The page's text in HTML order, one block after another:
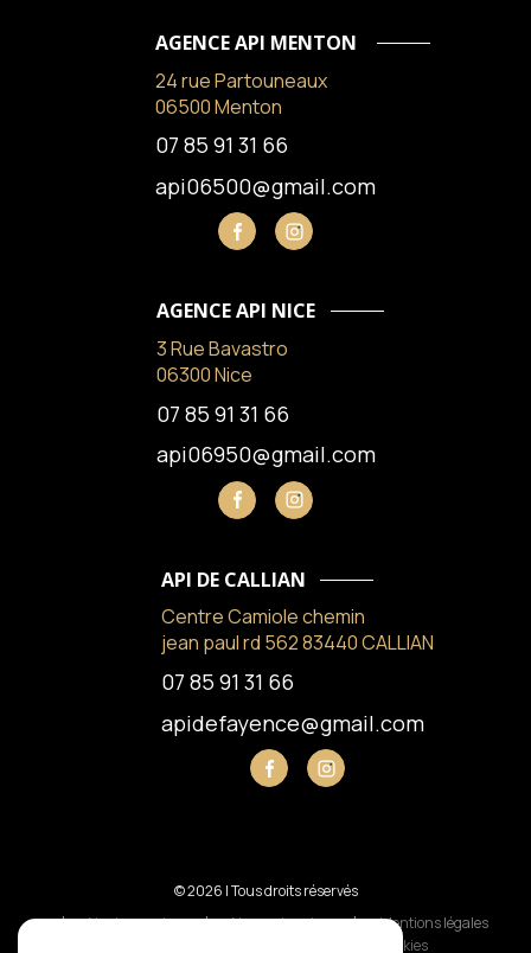
AGENCE API MENTON
24 rue Partouneaux
06500 Menton
07 85 91 31 66
api06500@gmail.com
AGENCE API NICE
3 Rue Bavastro
06300 Nice
07 85 91 31 66
api06950@gmail.com
API DE CALLIAN
Centre Camiole chemin
jean paul rd 562 83440 CALLIAN
07 85 91 31 66
apidefayence@gmail.com
© 2026 | Tous droits réservés
Nos honoraires
Nos partenaires
Mentions légales
Cookies